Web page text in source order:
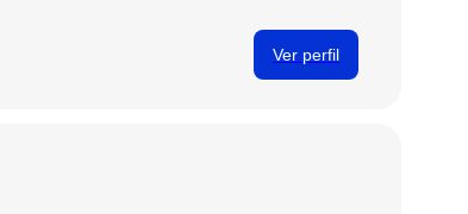
Ver perfil